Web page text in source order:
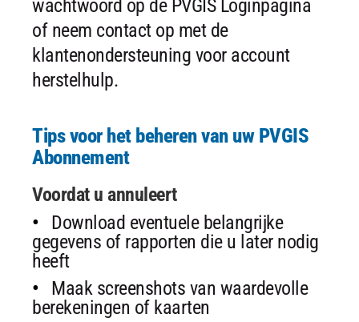
wachtwoord op de PVGIS Loginpagina
of neem contact op met de
klantenondersteuning voor account
herstelhulp.
Tips voor het beheren van uw PVGIS
Abonnement
Voordat u annuleert
Download eventuele belangrijke
gegevens of rapporten die u later nodig
heeft
Maak screenshots van waardevolle
berekeningen of kaarten